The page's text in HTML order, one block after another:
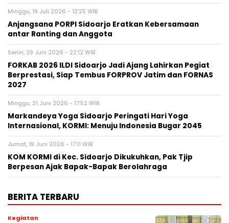
Minggu, 19 Juli 2026 - 12:25 WIB
Anjangsana PORPI Sidoarjo Eratkan Kebersamaan
antar Ranting dan Anggota
Senin, 29 Juni 2026 - 22:12 WIB
FORKAB 2026 ILDI Sidoarjo Jadi Ajang Lahirkan Pegiat
Berprestasi, Siap Tembus FORPROV Jatim dan FORNAS
2027
Minggu, 21 Juni 2026 - 17:52 WIB
Markandeya Yoga Sidoarjo Peringati Hari Yoga
Internasional, KORMI: Menuju Indonesia Bugar 2045
Jumat, 19 Juni 2026 - 17:11 WIB
KOM KORMI di Kec. Sidoarjo Dikukuhkan, Pak Tjip
Berpesan Ajak Bapak-Bapak Berolahraga
BERITA TERBARU
Kegiatan